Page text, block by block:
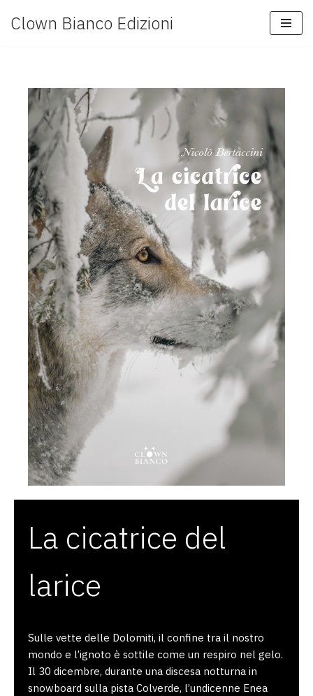
Clown Bianco Edizioni
La cicatrice del
larice
Sulle vette delle Dolomiti, il confine tra il nostro
mondo e l’ignoto è sottile come un respiro nel gelo.
Il 30 dicembre, durante una discesa notturna in
snowboard sulla pista Colverde, l’undicenne Enea